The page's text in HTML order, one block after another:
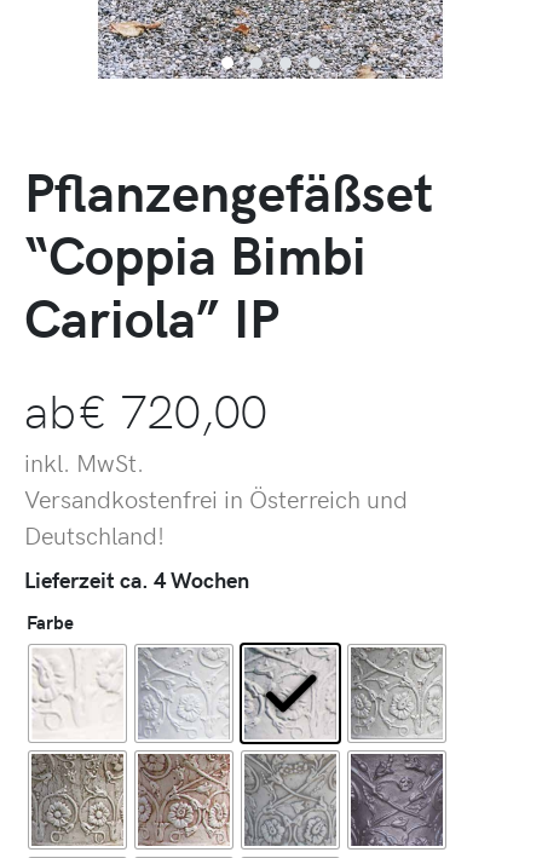
Pflanzengefäßset
“Coppia Bimbi
Cariola” IP
ab€ 720,00
inkl. MwSt.
Versandkostenfrei in Österreich und
Deutschland!
Lieferzeit ca. 4 Wochen
Farbe